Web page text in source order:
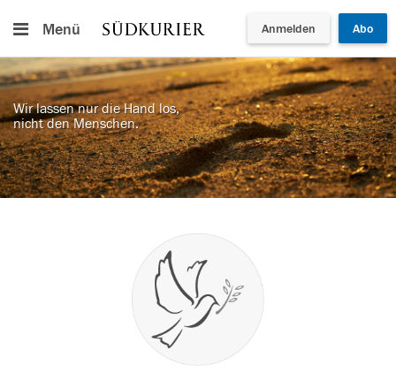
Menü Anmelden Abo
Wir lassen nur die Hand los,
nicht den Menschen.